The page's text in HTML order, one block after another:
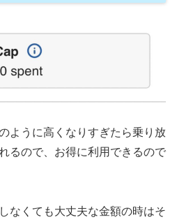
ように高くなりすぎたら乗り放
るので、お得に利用できるので
なくても大丈夫な金額の時はそ